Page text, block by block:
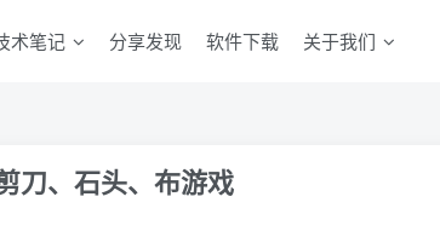
术笔记 分享发现 软件下载 关于我们
刀、石头、布游戏